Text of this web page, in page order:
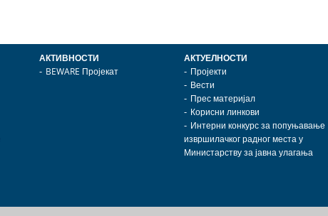
АКТИВНОСТИ
BEWARE Пројекат
АКТУЕЛНОСТИ
Пројекти
Вести
Прес материјал
Корисни линкови
Интерни конкурс за попуњавање
извршилачког радног места у
Министарству за јавна улагања